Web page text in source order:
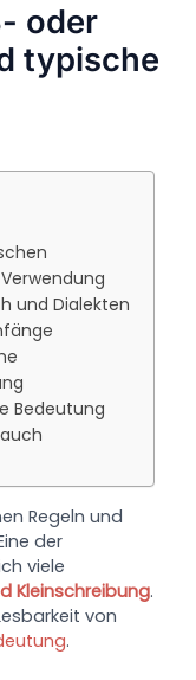
oder
typische
und Dialekten
Bedeutung
Regeln und
der
viele
Kleinschreibung.
von
.